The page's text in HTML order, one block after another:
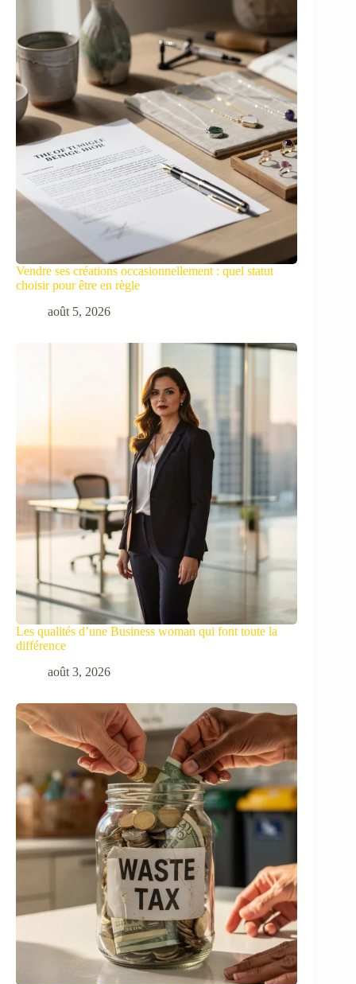
Vendre ses créations occasionnellement : quel statut
choisir pour être en règle
août 5, 2026
Les qualités d’une Business woman qui font toute la
différence
août 3, 2026